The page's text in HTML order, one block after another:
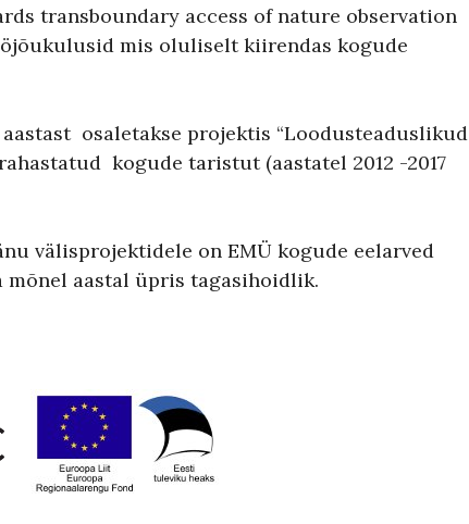
transboundary access of nature observation
mis oluliselt kiirendas kogude
osaletakse projektis “Loodusteaduslikud
kogude taristut (aastatel 2012 -2017
välisprojektidele on EMÜ kogude eelarved
mõnel aastal üpris tagasihoidlik.